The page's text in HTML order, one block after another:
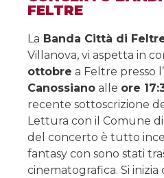
FELTRE
La Banda Città di
Villanova, vi aspetta in
ottobre a Feltre presso l’
Canossiano alle ore
recente sottoscrizione
Lettura con il Comune
del concerto è tutto
fantasy con sono stati
cinematografica. Si inizia